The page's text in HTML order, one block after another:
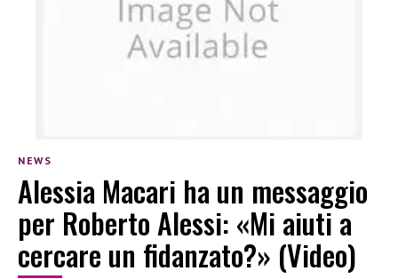
NEWS
Alessia Macari ha un messaggio
per Roberto Alessi: «Mi aiuti a
cercare un fidanzato?» (Video)